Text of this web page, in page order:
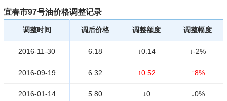
宜春市97号油价格调整记录
调整时间 调后价格 调整额度 调整幅度
2016-11-30 6.18 ↓0.14 ↓-2%
2016-09-19 6.32 ↑0.52 ↑8%
2016-01-14 5.80 ↓0 ↓0%